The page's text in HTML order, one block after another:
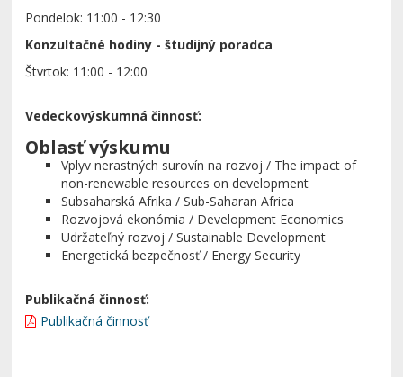
Pondelok: 11:00 - 12:30
Konzultačné hodiny - študijný poradca
Štvrtok: 11:00 - 12:00
Vedeckovýskumná činnosť:
Oblasť výskumu
Vplyv nerastných surovín na rozvoj / The impact of
non-renewable resources on development
Subsaharská Afrika / Sub-Saharan Africa
Rozvojová ekonómia / Development Economics
Udržateľný rozvoj / Sustainable Development
Energetická bezpečnosť / Energy Security
Publikačná činnosť:
Publikačná činnosť